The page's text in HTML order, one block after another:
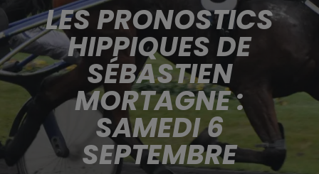
LES PRONOSTICS
HIPPIQUES DE
SÉBASTIEN
MORTAGNE :
SAMEDI 6
SEPTEMBRE